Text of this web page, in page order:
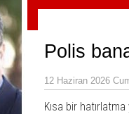
Polis
12 Haziran 2026
Kısa bir